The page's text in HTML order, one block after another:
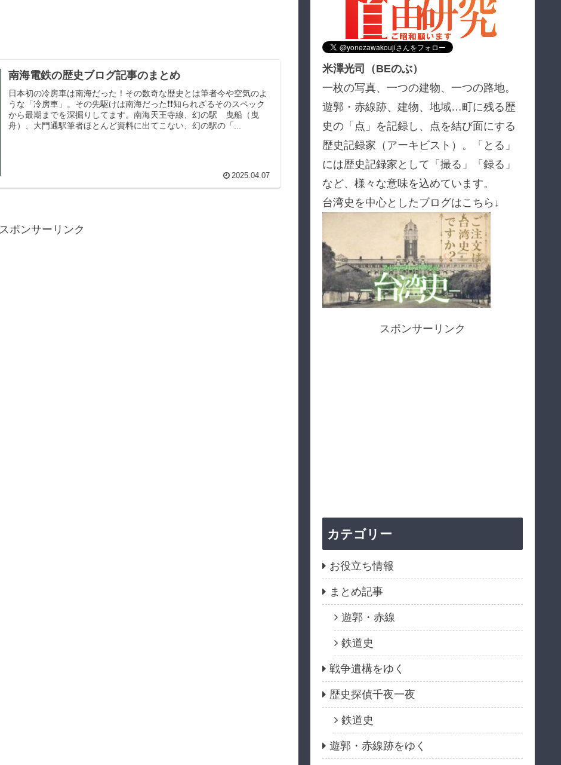
南海電鉄の歴史ブログ記事のまとめ
日本初の冷房車は南海だった！その数奇な歴史とは筆者今や空気のよ
うな「冷房車」。その先駆けは南海だった❗❗知られざるそのスペック
から最期までを深掘りしてます。南海天王寺線、幻の駅 曳船（曳
舟）、大門通駅筆者ほとんど資料に出てこない、幻の駅の「...
2025.04.07
スポンサーリンク
米澤光司（BEのぶ）
一枚の写真、一つの建物、一つの路地。
遊郭・赤線跡、建物、地域…町に残る歴
史の「点」を記録し、点を結び面にする
歴史記録家（アーキビスト）。「とる」
には歴史記録家として「撮る」「録る」
など、様々な意味を込めています。
台湾史を中心としたブログはこちら↓
スポンサーリンク
カテゴリー
お役立ち情報
まとめ記事
遊郭・赤線
鉄道史
戦争遺構をゆく
歴史探偵千夜一夜
鉄道史
遊郭・赤線跡をゆく